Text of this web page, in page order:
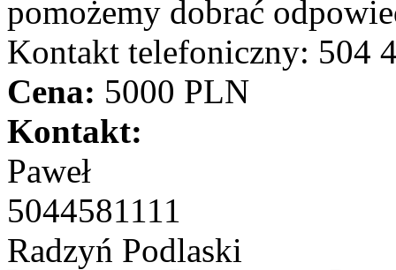
pomożemy dobrać
Kontakt telefoniczny: 504
Cena: 5000 PLN
Kontakt:
Paweł
5044581111
Radzyń Podlaski